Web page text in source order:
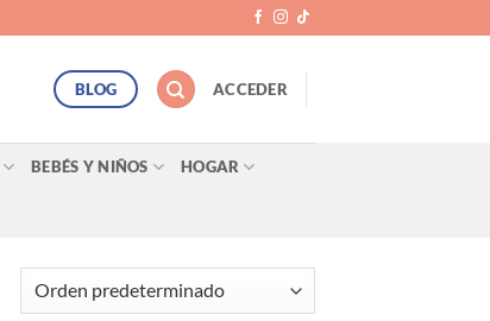
BLOG ACCEDER
BEBÉS Y NIÑOS HOGAR